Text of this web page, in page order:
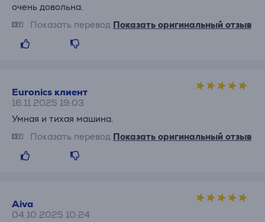
очень довольна.
Показать перевод Показать оригинальный отзыв
Euronics клиент
16.11.2025 19:03
Умная и тихая машина.
Показать перевод Показать оригинальный отзыв
Aiva
04.10.2025 10:24